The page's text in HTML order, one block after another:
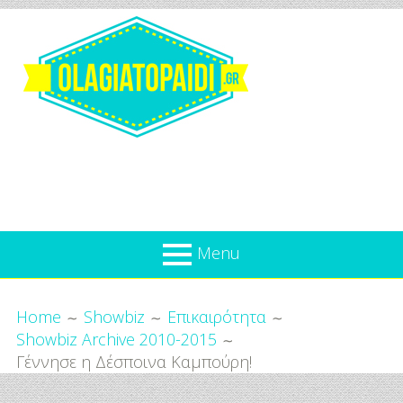
content
Menu
Για
το
Παιδί
Επικαιρότητα
Προσφορές
Home Showbiz
Επικαιρότητα
Showbiz Archive 2010-2015
Γέννησε η Δέσποινα Καμπούρη!